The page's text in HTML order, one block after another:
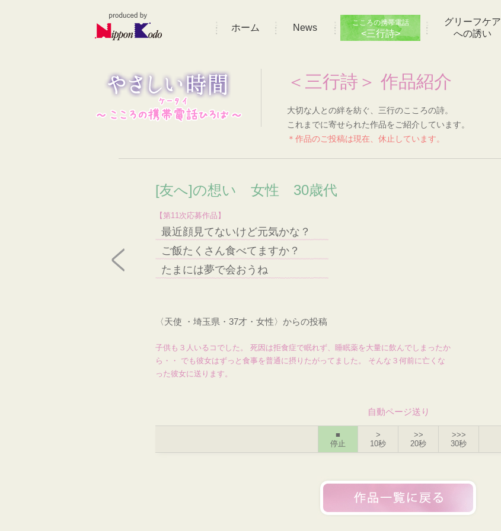
ホーム News こころの携帯電話
<三行詩>
グリーフケア
への誘い
＜三行詩＞ 作品紹介
大切な人との絆を紡ぐ、三行のこころの詩。
これまでに寄せられた作品をご紹介しています。
＊作品のご投稿は現在、休止しています。
[友へ]の想い 女性 30歳代
【第11次応募作品】
最近顔見てないけど元気かな？
ご飯たくさん食べてますか？
たまには夢で会おうね
〈天使 ・埼玉県・37才・女性〉からの投稿
子供も３人いるコでした。 死因は拒食症で眠れず、睡眠薬を大量に飲んでしまったか
ら・・ でも彼女はずっと食事を普通に摂りたがってました。 そんな３何前に亡くな
った彼女に送ります。
自動ページ送り
■
停止
>
10秒
>>
20秒
>>>
30秒